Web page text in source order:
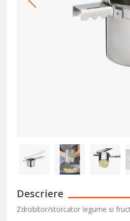
Descriere
Zdrobitor/storcator legume si